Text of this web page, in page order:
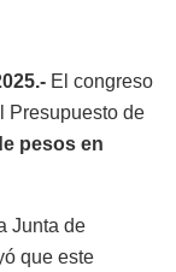
El congreso
Presupuesto de
pesos en
Junta de
que este